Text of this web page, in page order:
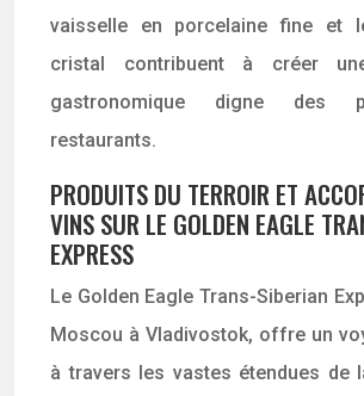
vaisselle en porcelaine fine et
cristal contribuent à créer
gastronomique digne des
restaurants.
PRODUITS DU TERROIR ET
VINS SUR LE GOLDEN EAGLE
EXPRESS
Le Golden Eagle Trans-Siberian
Moscou à Vladivostok, offre un
à travers les vastes étendues de